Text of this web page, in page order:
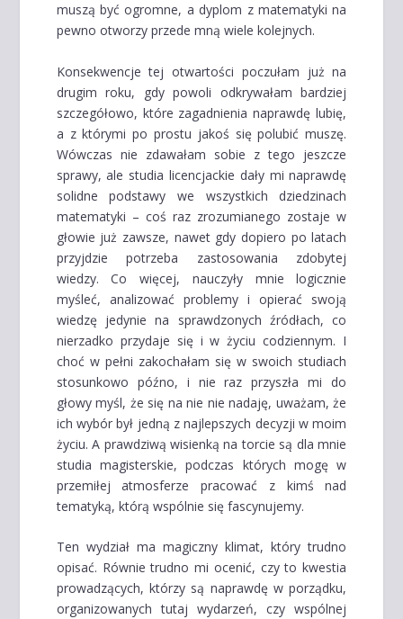
muszą być ogromne, a dyplom z matematyki na
pewno otworzy przede mną wiele kolejnych.
Konsekwencje tej otwartości poczułam już na
drugim roku, gdy powoli odkrywałam bardziej
szczegółowo, które zagadnienia naprawdę lubię,
a z którymi po prostu jakoś się polubić muszę.
Wówczas nie zdawałam sobie z tego jeszcze
sprawy, ale studia licencjackie dały mi naprawdę
solidne podstawy we wszystkich dziedzinach
matematyki – coś raz zrozumianego zostaje w
głowie już zawsze, nawet gdy dopiero po latach
przyjdzie potrzeba zastosowania zdobytej
wiedzy. Co więcej, nauczyły mnie logicznie
myśleć, analizować problemy i opierać swoją
wiedzę jedynie na sprawdzonych źródłach, co
nierzadko przydaje się i w życiu codziennym. I
choć w pełni zakochałam się w swoich studiach
stosunkowo późno, i nie raz przyszła mi do
głowy myśl, że się na nie nie nadaję, uważam, że
ich wybór był jedną z najlepszych decyzji w moim
życiu. A prawdziwą wisienką na torcie są dla mnie
studia magisterskie, podczas których mogę w
przemiłej atmosferze pracować z kimś nad
tematyką, którą wspólnie się fascynujemy.
Ten wydział ma magiczny klimat, który trudno
opisać. Równie trudno mi ocenić, czy to kwestia
prowadzących, którzy są naprawdę w porządku,
organizowanych tutaj wydarzeń, czy wspólnej